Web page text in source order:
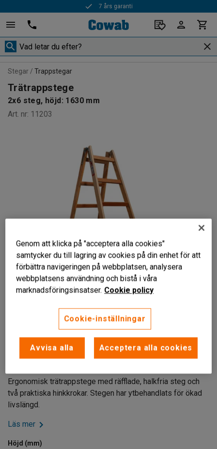
7 års garanti
Stegar Trappstegar
Trätrappstege
2x6 steg, höjd: 1630 mm
Art. nr: 11203
Liknande produkter
Halkfria steg
Ytbehandlad
Med hinkkrokar
Ergonomisk trätrappstege med räfflade, halkfria steg och
två praktiska hinkkrokar. Stegen har ytbehandlats för ökad
livslängd.
Läs mer
Höjd (mm)
Genom att klicka på "acceptera alla cookies"
samtycker du till lagring av cookies på din enhet för att
förbättra navigeringen på webbplatsen, analysera
webbplatsens användning och bistå i våra
marknadsföringsinsatser. Cookie policy
Cookie-inställningar
Avvisa alla Acceptera alla cookies